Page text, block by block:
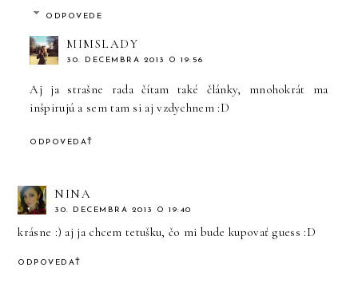
ODPOVEDE
MIMSLADY
30. DECEMBRA 2013 O 19:56
Aj ja strašne rada čítam také články, mnohokrát ma
inšpirujú a sem tam si aj vzdychnem :D
ODPOVEDAŤ
NINA
30. DECEMBRA 2013 O 19:40
krásne :) aj ja chcem tetušku, čo mi bude kupovať guess :D
ODPOVEDAŤ